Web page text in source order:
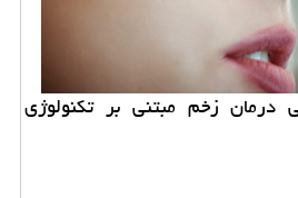
درمان زخم مبتنی بر تکنولوژی